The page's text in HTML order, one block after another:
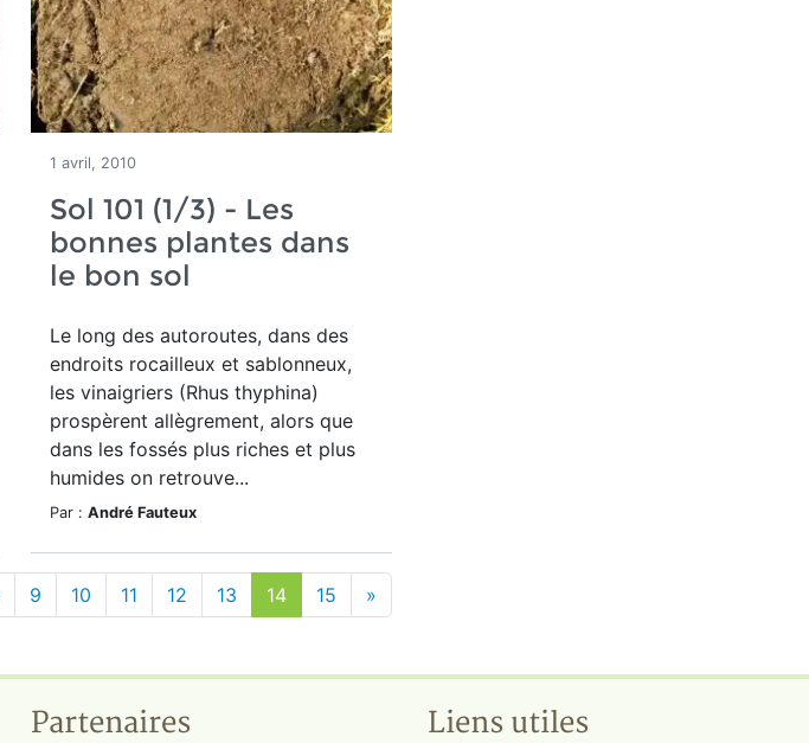
1 avril, 2010
Sol 101 (1/3) - Les
bonnes plantes dans
le bon sol
Le long des autoroutes, dans des
endroits rocailleux et sablonneux,
les vinaigriers (Rhus thyphina)
prospèrent allègrement, alors que
dans les fossés plus riches et plus
humides on retrouve...
Par : André Fauteux
9 10 11 12 13 14 15 »
Partenaires Liens utiles